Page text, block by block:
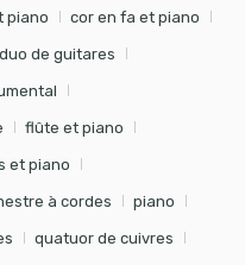
piano cor en fa et piano
duo de guitares
flûte et piano
et piano
à cordes piano
quatuor de cuivres